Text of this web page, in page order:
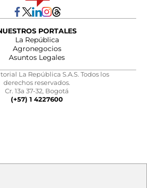
PORTALES
La República
Agronegocios
Asuntos Legales
La República S.A.S. Todos los
derechos reservados.
Cr. 13a 37-32, Bogotá
(+57) 1 4227600